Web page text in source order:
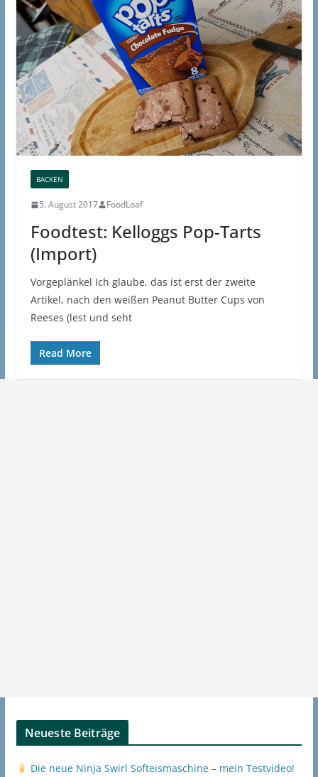
BACKEN
5. August 2017 FoodLoaf
Foodtest: Kelloggs Pop-Tarts
(Import)
Vorgeplänkel Ich glaube, das ist erst der zweite
Artikel, nach den weißen Peanut Butter Cups von
Reeses (lest und seht
Read More
Neueste Beiträge
Die neue Ninja Swirl Softeismaschine – mein Testvideo!